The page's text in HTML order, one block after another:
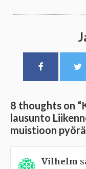
8 thoughts on “
lausunto
muistioon
Vilhelm